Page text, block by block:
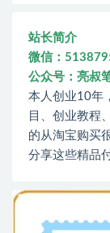
站长简介
微信：
公众号：亮叔
本人创业10年
目、创业教程
的从淘宝购买
分享这些精品